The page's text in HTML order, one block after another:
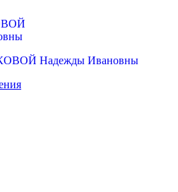
Надежды Ивановны